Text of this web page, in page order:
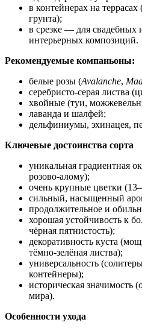
в контейнерах на
грунта);
в срезке — для свадебных
интерьерных композиций.
Рекомендуемые компаньоны:
белые розы (Avalanche,
серебристо‑серая листва
хвойные (туи,
лаванда и шалфей;
дельфиниумы, эхинацея,
Ключевые достоинства сорта
уникальная градиентная
розово‑алому);
очень крупные цветки
сильный, насыщенный
продолжительное и
хорошая устойчивость к
чёрная пятнистость);
декоративность куста
тёмно‑зелёная листва);
универсальность
контейнеры);
историческая значимость
мира).
Особенности ухода